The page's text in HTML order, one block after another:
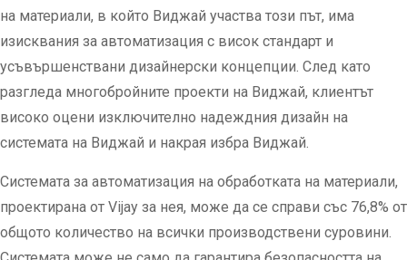
на материали, в който Виджай участва този път, има
изисквания за автоматизация с висок стандарт и
усъвършенствани дизайнерски концепции. След като
разгледа многобройните проекти на Виджай, клиентът
високо оцени изключително надеждния дизайн на
системата на Виджай и накрая избра Виджай.
Системата за автоматизация на обработката на материали,
проектирана от Vijay за нея, може да се справи със 76,8% от
общото количество на всички производствени суровини.